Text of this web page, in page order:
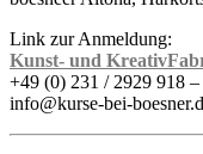
Link zur Anmeldung:
Kunst- und
+49 (0) 231 / 2929 918 –
info@kurse-bei-